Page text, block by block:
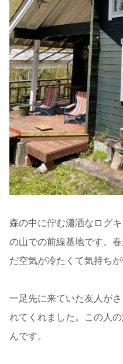
森の中に佇む瀟洒なログ
の山での前線基地です。
だ空気が冷たくて気持ちが
一足先に来ていた友人が
れてくれました。この人
んです。